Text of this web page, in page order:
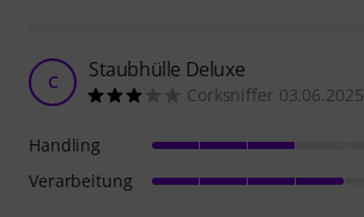
C Staubhülle Deluxe
Corksniffer 03.06.2025
Handling
Verarbeitung